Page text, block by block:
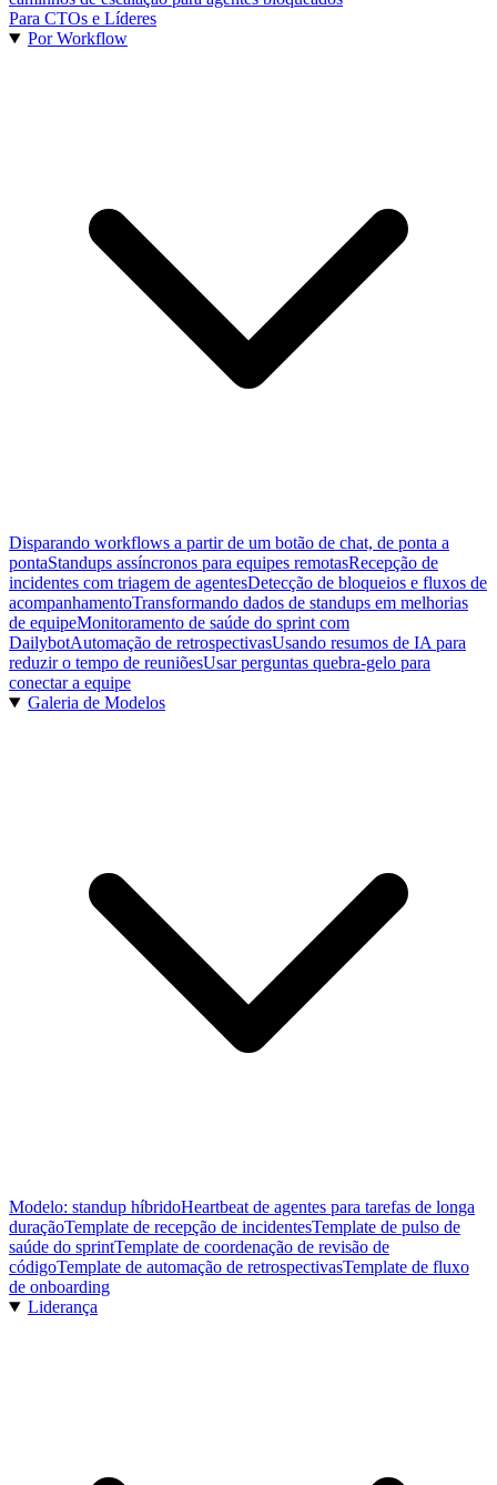
Para CTOs e Líderes
Por Workflow
Disparando workflows a partir de um botão de chat, de ponta a
pontaStandups assíncronos para equipes remotasRecepção de
incidentes com triagem de agentesDetecção de bloqueios e fluxos de
acompanhamentoTransformando dados de standups em melhorias
de equipeMonitoramento de saúde do sprint com
DailybotAutomação de retrospectivasUsando resumos de IA para
reduzir o tempo de reuniõesUsar perguntas quebra-gelo para
conectar a equipe
Galeria de Modelos
Modelo: standup híbridoHeartbeat de agentes para tarefas de longa
duraçãoTemplate de recepção de incidentesTemplate de pulso de
saúde do sprintTemplate de coordenação de revisão de
códigoTemplate de automação de retrospectivasTemplate de fluxo
de onboarding
Liderança